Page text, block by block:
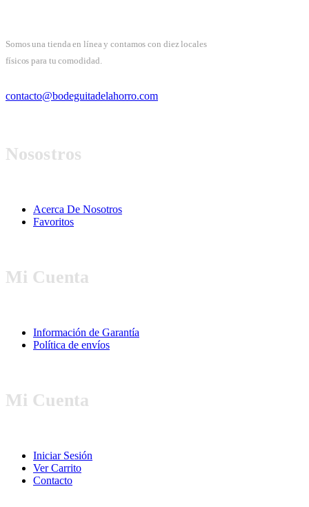
Somos una tienda en línea y contamos con diez locales
físicos para tu comodidad.
contacto@bodeguitadelahorro.com
Nosostros
Acerca De Nosotros
Favoritos
Mi Cuenta
Información de Garantía
Política de envíos
Mi Cuenta
Iniciar Sesión
Ver Carrito
Contacto